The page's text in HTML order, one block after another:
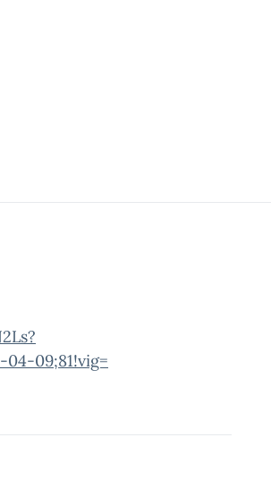
09;81!vig=